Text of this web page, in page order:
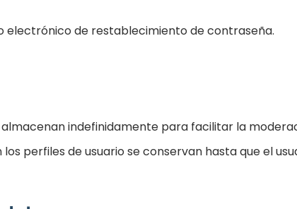
electrónico de restablecimiento de contraseña.
indefinidamente para facilitar la
perfiles de usuario se conservan hasta que el